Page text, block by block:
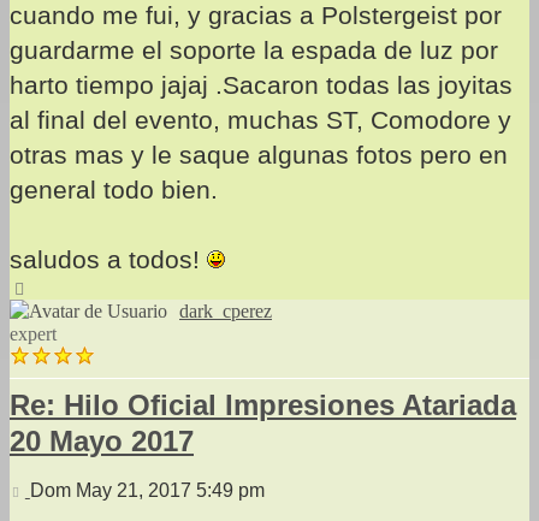
cuando me fui, y gracias a Polstergeist por
guardarme el soporte la espada de luz por
harto tiempo jajaj .Sacaron todas las joyitas
al final del evento, muchas ST, Comodore y
otras mas y le saque algunas fotos pero en
general todo bien.
saludos a todos!
dark_cperez
expert
Re: Hilo Oficial Impresiones Atariada
20 Mayo 2017
Mensaje
Dom May 21, 2017 5:49 pm